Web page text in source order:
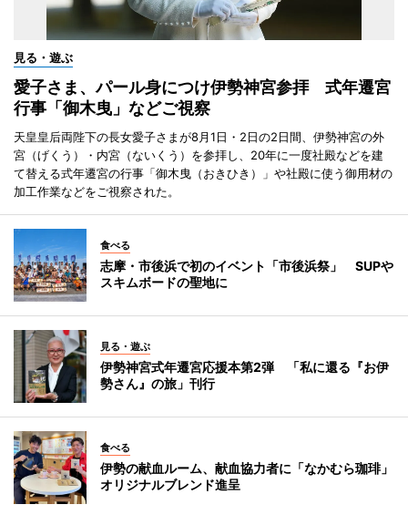
見る・遊ぶ
愛子さま、パール身につけ伊勢神宮参拝 式年遷宮
行事「御木曳」などご視察
天皇皇后両陛下の長女愛子さまが8月1日・2日の2日間、伊勢神宮の外
宮（げくう）・内宮（ないくう）を参拝し、20年に一度社殿などを建
て替える式年遷宮の行事「御木曳（おきひき）」や社殿に使う御用材の
加工作業などをご視察された。
食べる
志摩・市後浜で初のイベント「市後浜祭」 SUPや
スキムボードの聖地に
見る・遊ぶ
伊勢神宮式年遷宮応援本第2弾 「私に還る『お伊
勢さん』の旅」刊行
食べる
伊勢の献血ルーム、献血協力者に「なかむら珈琲」
オリジナルブレンド進呈